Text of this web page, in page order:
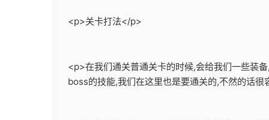
<p>关卡打法</p>
<p>在我们通关普通关卡的时候,会给我们一些装
boss的技能,我们在这里也是要通关的,不然的话很